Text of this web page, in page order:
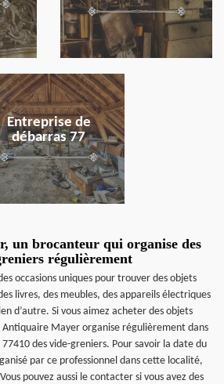
Entreprise de
débarras 77
en savoir plus
un brocanteur qui organise des
régulièrement
occasions uniques pour trouver des objets
livres, des meubles, des appareils électriques
d’autre. Si vous aimez acheter des objets
Antiquaire Mayer organise régulièrement dans
77410 des vide-greniers. Pour savoir la date du
par ce professionnel dans cette localité,
pouvez aussi le contacter si vous avez des